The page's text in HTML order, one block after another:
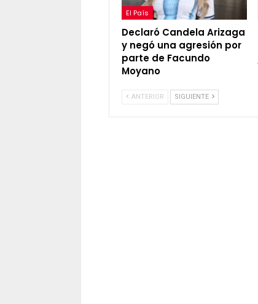
El País
Declaró Candela Arizaga
y negó una agresión por
parte de Facundo
Moyano
ANTERIOR SIGUIENTE